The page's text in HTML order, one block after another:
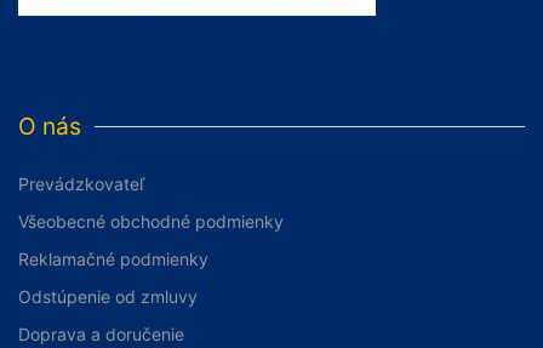
O nás
Prevádzkovateľ
Všeobecné obchodné podmienky
Reklamačné podmienky
Odstúpenie od zmluvy
Doprava a doručenie